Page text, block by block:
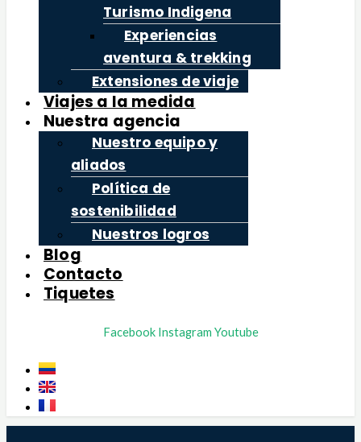
Turismo Indigena
Experiencias
aventura & trekking
Extensiones de viaje
Viajes a la medida
Nuestra agencia
Nuestro equipo y
aliados
Política de
sostenibilidad
Nuestros logros
Blog
Contacto
Tiquetes
Facebook Instagram Youtube